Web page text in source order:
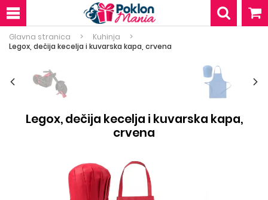
Glavna stranica
Kuhinja
Legox, dečija kecelja i kuvarska kapa, crvena
Legox, dečija kecelja i kuvarska kapa,
crvena